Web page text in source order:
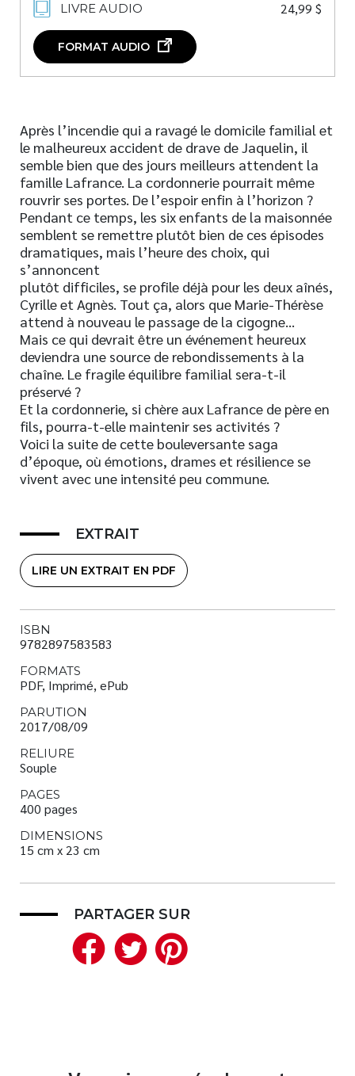
LIVRE AUDIO 24,99 $
FORMAT AUDIO
Après l’incendie qui a ravagé le domicile familial et
le malheureux accident de drave de Jaquelin, il
semble bien que des jours meilleurs attendent la
famille Lafrance. La cordonnerie pourrait même
rouvrir ses portes. De l’espoir enfin à l’horizon ?
Pendant ce temps, les six enfants de la maisonnée
semblent se remettre plutôt bien de ces épisodes
dramatiques, mais l’heure des choix, qui
s’annoncent
plutôt difficiles, se profile déjà pour les deux aînés,
Cyrille et Agnès. Tout ça, alors que Marie-Thérèse
attend à nouveau le passage de la cigogne…
Mais ce qui devrait être un événement heureux
deviendra une source de rebondissements à la
chaîne. Le fragile équilibre familial sera-t-il
préservé ?
Et la cordonnerie, si chère aux Lafrance de père en
fils, pourra-t-elle maintenir ses activités ?
Voici la suite de cette bouleversante saga
d’époque, où émotions, drames et résilience se
vivent avec une intensité peu commune.
EXTRAIT
LIRE UN EXTRAIT EN PDF
ISBN
9782897583583
FORMATS
PDF, Imprimé, ePub
PARUTION
2017/08/09
RELIURE
Souple
PAGES
400 pages
DIMENSIONS
15 cm x 23 cm
PARTAGER SUR
Facebook
Twitter